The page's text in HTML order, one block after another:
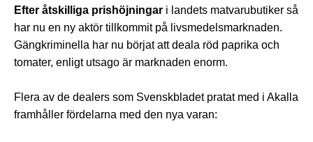
Efter åtskilliga prishöjningar i landets matvarubutiker så
har nu en ny aktör tillkommit på livsmedelsmarknaden.
Gängkriminella har nu börjat att deala röd paprika och
tomater, enligt utsago är marknaden enorm.
Flera av de dealers som Svenskbladet pratat med i Akalla
framhåller fördelarna med den nya varan: